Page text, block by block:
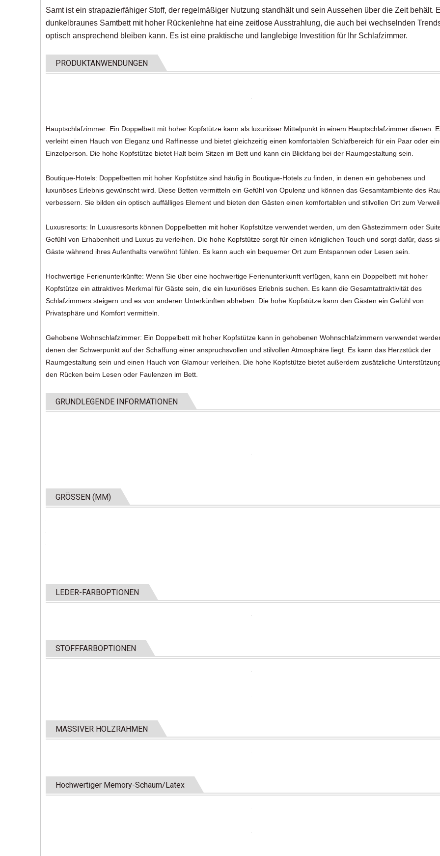
Samt ist ein strapazierfähiger Stoff, der regelmäßiger Nutzung standhält und sein Aussehen über die Zeit behält.
dunkelbraunes Samtbett mit hoher Rückenlehne hat eine zeitlose Ausstrahlung, die auch bei wechselnden
optisch ansprechend bleiben kann. Es ist eine praktische und langlebige Investition für Ihr Schlafzimmer.
PRODUKTANWENDUNGEN
Hauptschlafzimmer: Ein Doppelbett mit hoher Kopfstütze kann als luxuriöser Mittelpunkt in einem Hauptschlafzimmer dienen.
verleiht einen Hauch von Eleganz und Raffinesse und bietet gleichzeitig einen komfortablen Schlafbereich für ein Paar oder
Einzelperson. Die hohe Kopfstütze bietet Halt beim Sitzen im Bett und kann ein Blickfang bei der Raumgestaltung sein.
Boutique-Hotels: Doppelbetten mit hoher Kopfstütze sind häufig in Boutique-Hotels zu finden, in denen ein gehobenes und
luxuriöses Erlebnis gewünscht wird. Diese Betten vermitteln ein Gefühl von Opulenz und können das Gesamtambiente des
verbessern. Sie bilden ein optisch auffälliges Element und bieten den Gästen einen komfortablen und stilvollen Ort zum
Luxusresorts: In Luxusresorts können Doppelbetten mit hoher Kopfstütze verwendet werden, um den Gästezimmern oder
Gefühl von Erhabenheit und Luxus zu verleihen. Die hohe Kopfstütze sorgt für einen königlichen Touch und sorgt dafür, dass
Gäste während ihres Aufenthalts verwöhnt fühlen. Es kann auch ein bequemer Ort zum Entspannen oder Lesen sein.
Hochwertige Ferienunterkünfte: Wenn Sie über eine hochwertige Ferienunterkunft verfügen, kann ein Doppelbett mit hoher
Kopfstütze ein attraktives Merkmal für Gäste sein, die ein luxuriöses Erlebnis suchen. Es kann die Gesamtattraktivität des
Schlafzimmers steigern und es von anderen Unterkünften abheben. Die hohe Kopfstütze kann den Gästen ein Gefühl von
Privatsphäre und Komfort vermitteln.
Gehobene Wohnschlafzimmer: Ein Doppelbett mit hoher Kopfstütze kann in gehobenen Wohnschlafzimmern verwendet
denen der Schwerpunkt auf der Schaffung einer anspruchsvollen und stilvollen Atmosphäre liegt. Es kann das Herzstück der
Raumgestaltung sein und einen Hauch von Glamour verleihen. Die hohe Kopfstütze bietet außerdem zusätzliche
den Rücken beim Lesen oder Faulenzen im Bett.
GRUNDLEGENDE INFORMATIONEN
GRÖSSEN (MM)
LEDER-FARBOPTIONEN
STOFFFARBOPTIONEN
MASSIVER HOLZRAHMEN
Hochwertiger Memory-Schaum/Latex